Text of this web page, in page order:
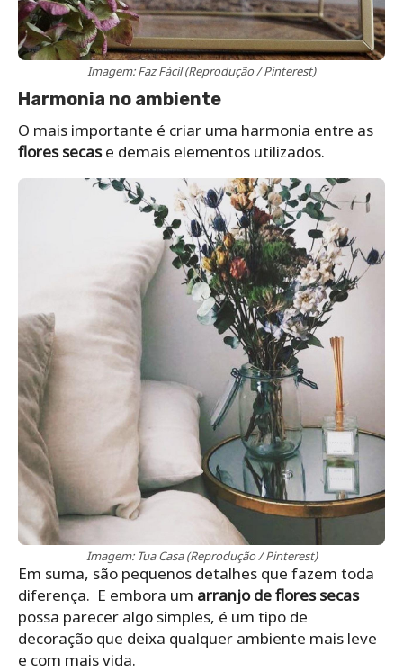
Imagem: Faz Fácil (Reprodução / Pinterest)
Harmonia no ambiente
O mais importante é criar uma harmonia entre as
flores secase demais elementos utilizados.
Imagem: Tua Casa (Reprodução / Pinterest)
Em suma, são pequenos detalhes que fazem toda
diferença. E embora um arranjo de flores secas
possa parecer algo simples, é um tipo de
decoração que deixa qualquer ambiente mais leve
e com mais vida.